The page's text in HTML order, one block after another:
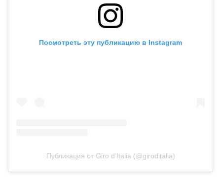
Посмотреть эту публикацию в Instagram
Публикация от Giro d'Italia (@giroditalia)